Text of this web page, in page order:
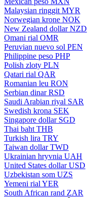
Malaysian ringgit MYR
Norwegian krone NOK
New Zealand dollar NZD
Omani rial OMR
Peruvian nuevo sol PEN
Philippine peso PHP
Polish zloty PLN
Qatari rial QAR
Romanian leu RON
Serbian dinar RSD
Saudi Arabian riyal SAR
Swedish krona SEK
Singapore dollar SGD
Thai baht THB
Turkish lira TRY
Taiwan dollar TWD
Ukrainian hryvnia UAH
United States dollar USD
Uzbekistan som UZS
Yemeni rial YER
South African rand ZAR